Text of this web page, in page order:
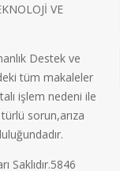
VE
Destek ve
tüm makaleler
işlem nedeni ile
sorun,arıza
Saklıdır.5846